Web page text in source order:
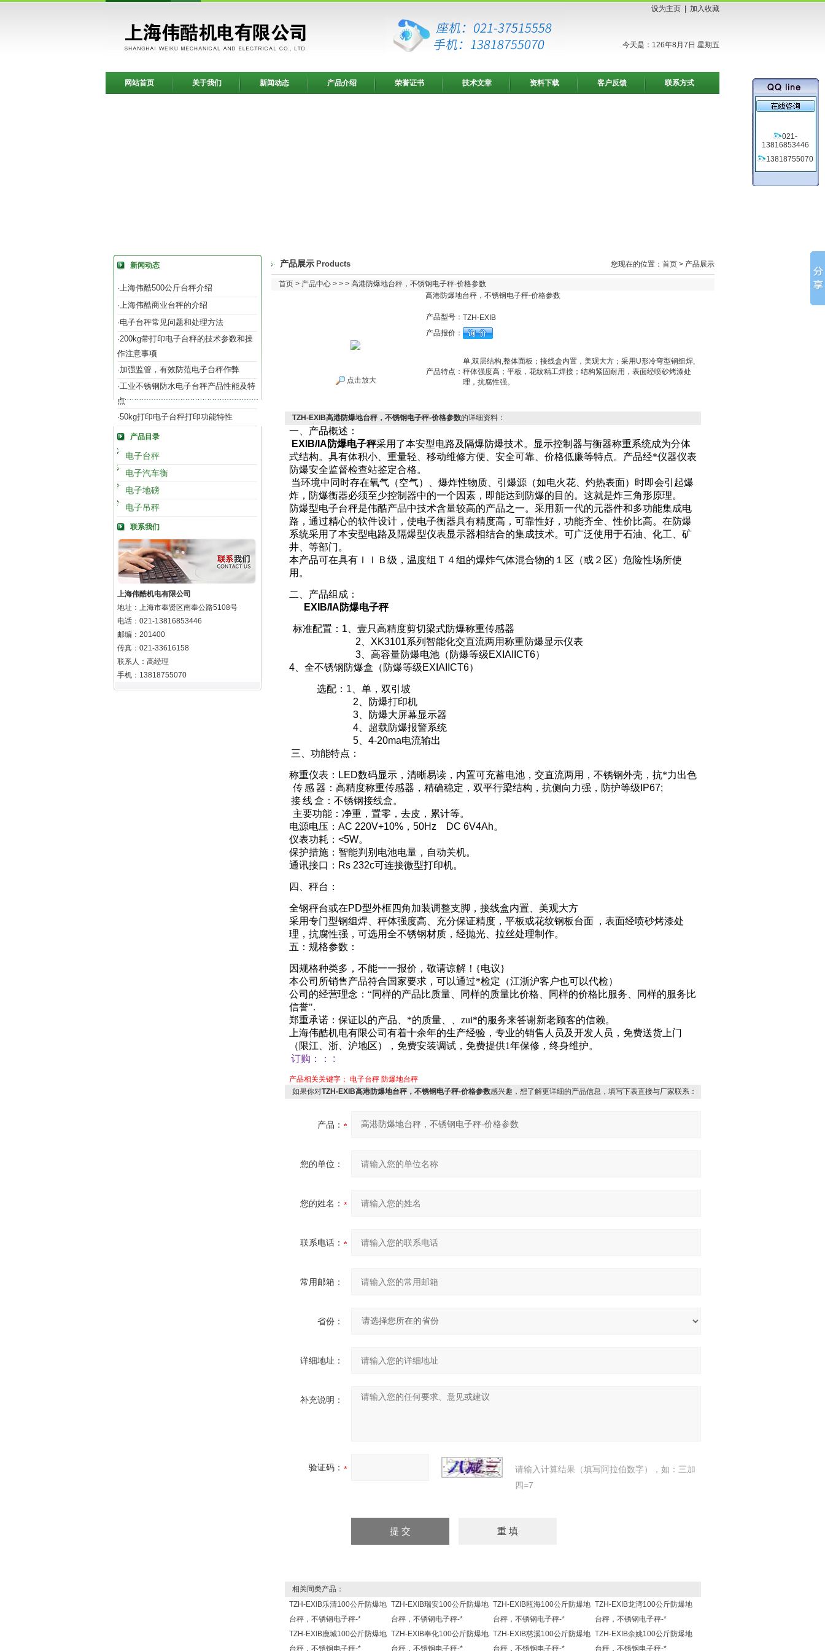
设为主页 加入收藏
今天是：126年8月7日 星期五
网站首页 关于我们 新闻动态 产品介绍 荣誉证书 技术文章 资料下载 客户反馈 联系方式
新闻动态
·上海伟酷500公斤台秤介绍
·上海伟酷商业台秤的介绍
·电子台秤常见问题和处理方法
·200kg带打印电子台秤的技术参数和操
作注意事项
·加强监管，有效防范电子台秤作弊
·工业不锈钢防水电子台秤产品性能及特
点
·50kg打印电子台秤打印功能特性
产品目录
电子台秤
电子汽车衡
电子地磅
电子吊秤
联系我们
上海伟酷机电有限公司
地址：上海市奉贤区南奉公路5108号
电话：021-13816853446
邮编：201400
传真：021-33616158
联系人：高经理
手机：13818755070
产品展示 Products 您现在的位置： 首页 > 产品展示
首页 > 产品中心 > > > 高港防爆地台秤，不锈钢电子秤-价格参数
高港防爆地台秤，不锈钢电子秤-价格参数
点击放大
产品型号： TZH-EXIB
产品报价：
产品特点：
单,双层结构,整体面板；接线盒内置，美观大方；采用U形冷弯型钢组焊,
秤体强度高；平板，花纹精工焊接；结构紧固耐用，表面经喷砂烤漆处
理，抗腐性强。
TZH-EXIB高港防爆地台秤，不锈钢电子秤-价格参数的详细资料：
一、产品概述：
EXIB/IA 防爆电子秤采用了本安型电路及隔爆防爆技术。显示控制器与衡器称重系统成为分体
式结构。具有体积小、重量轻、移动维修方便、安全可靠、价格低廉等特点。产品经*仪器仪表
防爆安全监督检查站鉴定合格。
当环境中同时存在氧气（空气）、爆炸性物质、引爆源（如电火花、灼热表面）时即会引起爆
炸，防爆衡器必须至少控制器中的一个因素，即能达到防爆的目的。这就是炸三角形原理。
防爆型电子台秤是伟酷产品中技术含量较高的产品之一。采用新一代的元器件和多功能集成电
路，通过精心的软件设计，使电子衡器具有精度高，可靠性好， 功能齐全 、性价比高。在防爆
系统采用了本安型电路及隔爆型仪表显示器相结合的集成技术。可广泛使用于石油、化工、矿
井、等部门。
本产品可在具有ＩＩＢ级，温度组Ｔ４组的爆炸气体混合物的１区（或２区）危险性场所使
用。
二、产品组成：
EXIB/IA 防爆电子秤
标准配置： 1 、壹只高精度剪切梁式防爆称重传感器
2
XK3101系列智能化交直流两用称重防爆显示仪表
3 、高容量防爆电池（防爆等级EXIAIICT6）
4 、全不锈钢防爆盒（防爆等级EXIAIICT6）
选配： 1 、单，双引坡
2 、防爆打印机
3 、防爆大屏幕显示器
4 、超载防爆报警系统
5
4-20ma电流输出
三、功能特点：
称重仪表： LED数码显示，清晰易读，内置可充蓄电池，交直流两用 ， 不锈钢外壳，抗*力出色
传感器：高精度称重传感器，精确稳定，双平行梁结构，抗侧向力强，防护等级 IP67;
接线盒：不锈钢接线盒。
主要功能：净重，置零，去皮，累计等。
电源电压： AC 220V+10% ， 50Hz DC 6V4Ah。
仪表功耗： <5W。
保护措施：智能判别电池电量，自动关机。
通讯接口： Rs 232c可连接微型打印机。
四、秤台 ：
全钢秤台或在PD型外框四角加装调整支脚 ， 接线盒内置、美观大方
采用专门型钢组焊、秤体强度高、充分保证精度 ， 平板或花纹钢板台面 ， 表面经喷砂烤漆处
理，抗腐性强 ， 可选用全不锈钢材质， 经抛光 、拉丝处理制作。
五：规格参数：
因规格种类多，不能一一报价，敬请谅解！ {电议}
本公司所销售产品符合国家要求，可以通过*检定（江浙沪客户也可以代检）
公司的经营理念：“同样的产品比质量、同样的质量比价格、同样的价格比服务、同样的服务比
信誉".
郑重承诺：保证以的产品、*的质量、、zui*的服务来答谢新老顾客的信赖。
上海伟酷机电有限公司有着十余年的生产经验，专业的销售人员及开发人员，免费送货上门
（限江、浙、沪地区），免费安装调试，免费提供1年保修，终身维护。
订购：
： :
产品相关关键字： 电子台秤 防爆地台秤
如果你对TZH-EXIB高港防爆地台秤，不锈钢电子秤-价格参数感兴趣，想了解更详细的产品信息，填写下表直接与厂家联系：
产品：
您的单位：
您的姓名：
联系电话：
常用邮箱：
省份：
详细地址：
补充说明：
验证码：
请输入计算结果（填写阿拉伯数字），如：三加
四=7
相关同类产品：
TZH-EXIB乐清100公斤防爆地
台秤，不锈钢电子秤-*
TZH-EXIB瑞安100公斤防爆地
台秤，不锈钢电子秤-*
TZH-EXIB瓯海100公斤防爆地
台秤，不锈钢电子秤-*
TZH-EXIB龙湾100公斤防爆地
台秤，不锈钢电子秤-*
TZH-EXIB鹿城100公斤防爆地
台秤，不锈钢电子秤-*
TZH-EXIB奉化100公斤防爆地
台秤，不锈钢电子秤-*
TZH-EXIB慈溪100公斤防爆地
台秤，不锈钢电子秤-*
TZH-EXIB余姚100公斤防爆地
台秤，不锈钢电子秤-*
021-
13816853446
13818755070